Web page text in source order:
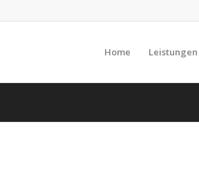
Home Leistungen